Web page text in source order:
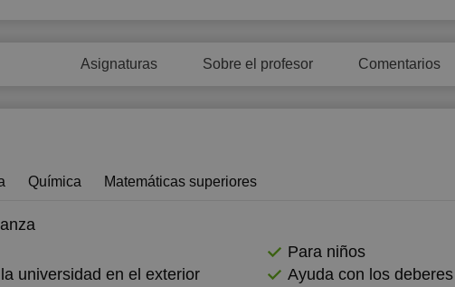
Asignaturas Sobre el profesor Comentarios
Química Matemáticas superiores
Para niños
universidad en el exterior
Ayuda con los deberes